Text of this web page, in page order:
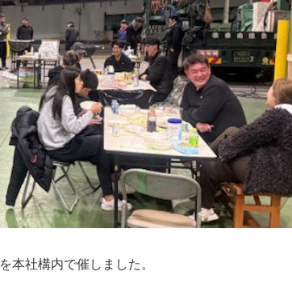
を本社構内で催しました。